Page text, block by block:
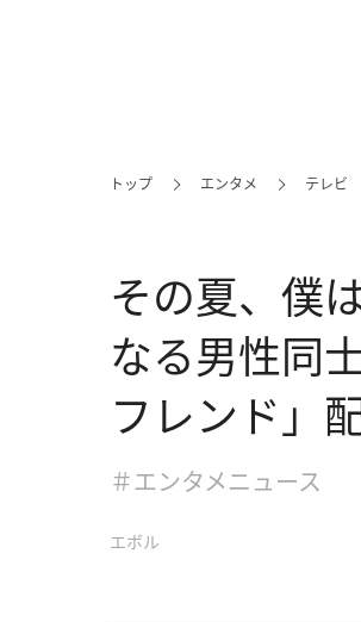
トップ エンタメ テレビ
その夏、僕
なる男性同
フレンド」
＃エンタメニュース
エボル